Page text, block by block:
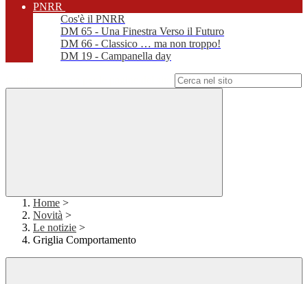
PNRR
Cos'è il PNRR
DM 65 - Una Finestra Verso il Futuro
DM 66 - Classico … ma non troppo!
DM 19 - Campanella day
Home >
Novità >
Le notizie >
Griglia Comportamento